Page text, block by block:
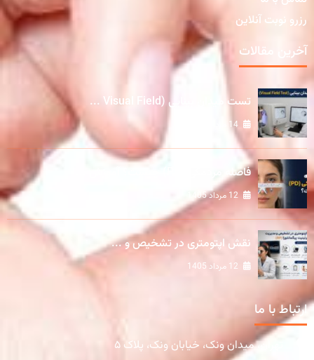
رزرو نوبت آنلاین
آخرین مقالات
تست میدان بینایی (Visual Field ...
فاصله مردمکی (PD) چیست؟ آموزش ...
نقش اپتومتری در تشخیص و ...
ارتباط با ما
تهران، میدان ونک، خیابان ونک، پلاک ۵